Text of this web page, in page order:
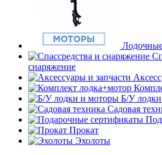
снаряжение
Б/У
Садовая
Прокат
Эхолоты